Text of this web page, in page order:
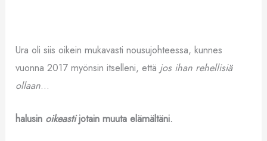
Ura oli siis oikein mukavasti nousujohteessa, kunnes
vuonna 2017 myönsin itselleni, että jos ihan rehellisiä
ollaan…
halusin oikeastijotain muuta elämältäni.